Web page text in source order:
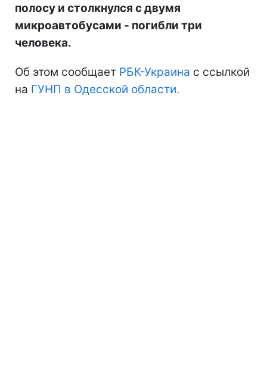
полосу и столкнулся с двумя
микроавтобусами - погибли три
человека.
Об этом сообщает РБК-Украина с ссылкой
на ГУНП в Одесской области.